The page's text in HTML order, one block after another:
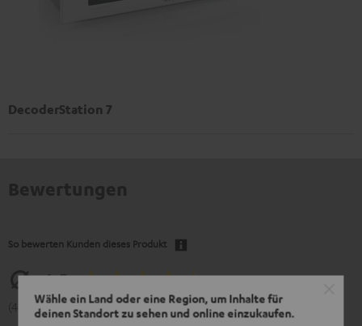
Wähle ein Land oder eine Region, um Inhalte für
deinen Standort zu sehen und online einzukaufen.
DecoderStation 7
So bewerten Kunden dieses Produkt
4.5
(4.5 von 5 bei 2 Bewertungen)